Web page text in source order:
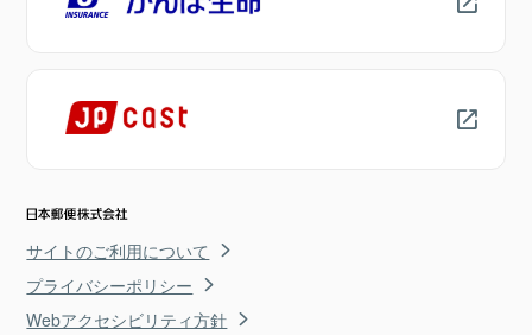
サイトのご利用について
プライバシーポリシー
Webアクセシビリティ方針